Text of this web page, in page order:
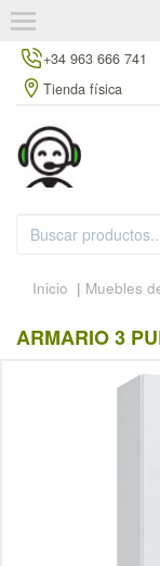
+34 963 666 741
Tienda física
Inicio | Muebles
ARMARIO 3